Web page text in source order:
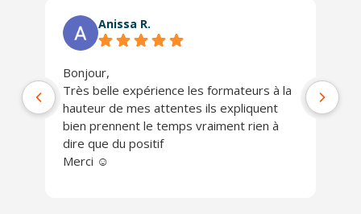
Anissa R.
Bonjour,
Très belle expérience les formateurs à la
hauteur de mes attentes ils expliquent
bien prennent le temps vraiment rien à
dire que du positif
Merci ☺️